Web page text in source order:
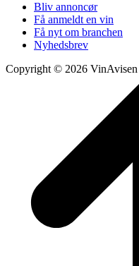
Bliv annoncør
Få anmeldt en vin
Få nyt om branchen
Nyhedsbrev
Copyright © 2026 VinAvisen